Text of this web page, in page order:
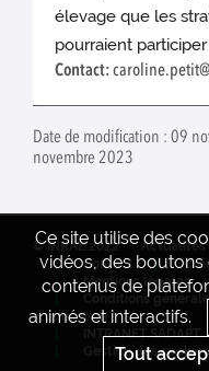
élevage que les
pourraient
Contact:
Date de modification : 09
novembre 2023
Ce site utilise des
vidéos, des
contenus de
animés et interactifs.
Tout
© INRAE 2022
Actualités
Contact
Mentions legales
Conditions
d'utilisation
INTRANET SADAPT
Gestion des cookies